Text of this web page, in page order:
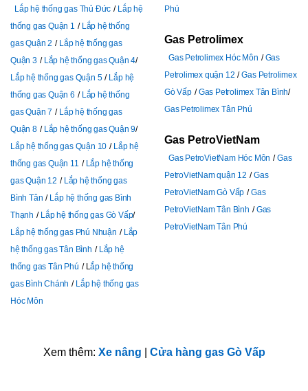
Lắp hệ thống gas Thủ Đức
Lắp hệ
thống gas Quận 1
Lắp hệ thống
gas Quận 2
Lắp hệ thống gas
Quận 3
Lắp hệ thống gas Quận 4
Lắp hệ thống gas Quận 5
Lắp hệ
thống gas Quận 6
Lắp hệ thống
gas Quận 7
Lắp hệ thống gas
Quận 8
Lắp hệ thống gas Quận 9
Lắp hệ thống gas Quận 10
Lắp hệ
thống gas Quận 11
Lắp hệ thống
gas Quận 12
Lắp hệ thống gas
Bình Tân
Lắp hệ thống gas Bình
Thạnh
Lắp hệ thống gas Gò Vấp
Lắp hệ thống gas Phú Nhuận
Lắp
hệ thống gas Tân Bình
Lắp hệ
thống gas Tân Phú
Lắp hệ thống
gas Bình Chánh
Lắp hệ thống gas
Hóc Môn
Phú
Gas Petrolimex
Gas Petrolimex Hóc Môn
Gas
Petrolimex quận 12
Gas Petrolimex
Gò Vấp
Gas Petrolimex Tân Bình
Gas Petrolimex Tân Phú
Gas PetroVietNam
Gas PetroVietNam Hóc Môn
Gas
PetroVietNam quận 12
Gas
PetroVietNam Gò Vấp
Gas
PetroVietNam Tân Bình
Gas
PetroVietNam Tân Phú
Xem thêm: Xe nâng Cửa hàng gas Gò Vấp